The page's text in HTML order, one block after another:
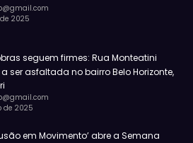
2025
seguem firmes: Rua Monteatini
ser asfaltada no bairro Belo Horizonte,
de 2025
em Movimento’ abre a Semana